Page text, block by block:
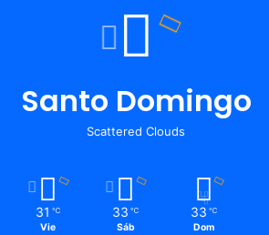
Santo Domingo
Scattered Clouds
31 ℃
Vie
33 ℃
Sáb
33 ℃
Dom